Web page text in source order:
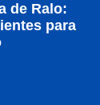
de Ralo:
para